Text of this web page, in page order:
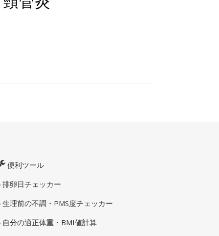
便利ツール
排卵日チェッカー
生理前の不調・PMS度チェッカー
自分の適正体重・BMI値計算